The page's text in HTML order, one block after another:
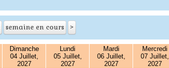
Dimanche
04 Juillet,
2027
Lundi
05 Juillet,
2027
Mardi
06 Juillet,
2027
Mercredi
07 Juillet,
2027